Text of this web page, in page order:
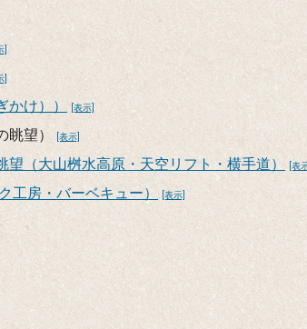
]
]
け）） [表示]
眺望） [表示]
（大山桝水高原・天空リフト・横手道） [表
工房・バーベキュー） [表示]